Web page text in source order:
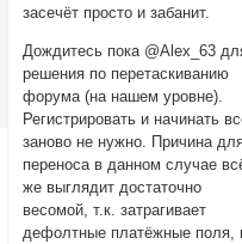
засечёт просто и забанит.
Дождитесь пока @Alex_63
решения по перетаскиванию
форума (на нашем уровне).
Регистрировать и начинать
заново не нужно. Причина
переноса в данном случае
же выглядит достаточно
весомой, т.к. затрагивает
дефолтные платёжные поля,